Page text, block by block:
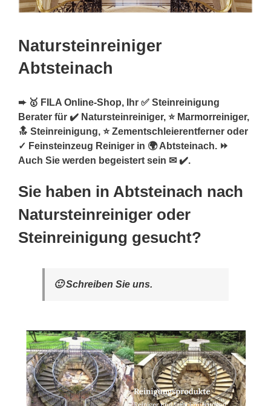
Natursteinreiniger
Abtsteinach
➨ 🥇 FILA Online-Shop, Ihr ✅ Steinreinigung
Berater für ✔️ Natursteinreiniger, ⭐ Marmorreiniger,
🔝 Steinreinigung, ⭐ Zementschleierentferner oder
✓ Feinsteinzeug Reiniger in 🌍 Abtsteinach. ⏩
Auch Sie werden begeistert sein ✉ ✔️.
Sie haben in Abtsteinach nach
Natursteinreiniger oder
Steinreinigung gesucht?
🙂 Schreiben Sie uns.